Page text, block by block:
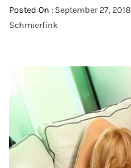
Posted On : September 27, 2018
Schmierfink